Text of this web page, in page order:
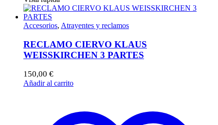
Accesorios, Atrayentes y reclamos
RECLAMO CIERVO KLAUS
WEISSKIRCHEN 3 PARTES
150,00 €
Añadir al carrito